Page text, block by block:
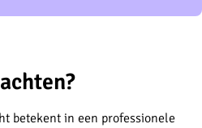
betekent in een professionele